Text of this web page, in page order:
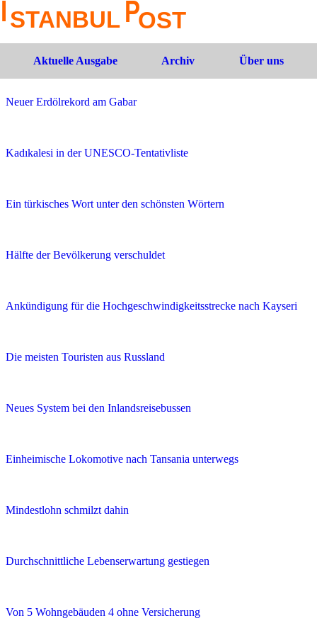
Aktuelle Ausgabe Archiv Über uns
Neuer Erdölrekord am Gabar
Kadıkalesi in der UNESCO-Tentativliste
Ein türkisches Wort unter den schönsten Wörtern
Hälfte der Bevölkerung verschuldet
Ankündigung für die Hochgeschwindigkeitsstrecke nach Kayseri
Die meisten Touristen aus Russland
Neues System bei den Inlandsreisebussen
Einheimische Lokomotive nach Tansania unterwegs
Mindestlohn schmilzt dahin
Durchschnittliche Lebenserwartung gestiegen
Von 5 Wohngebäuden 4 ohne Versicherung